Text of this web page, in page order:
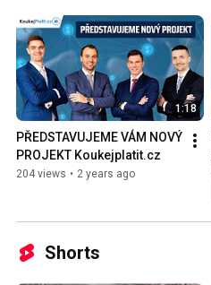
1:18
PŘEDSTAVUJEME VÁM NOVÝ
PROJEKT Koukejplatit.cz
204 views • 2 years ago
Shorts